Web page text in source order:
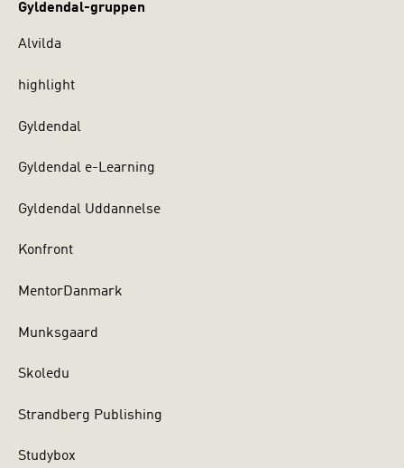
Gyldendal-gruppen
Alvilda
highlight
Gyldendal
Gyldendal e-Learning
Gyldendal Uddannelse
Konfront
MentorDanmark
Munksgaard
Skoledu
Strandberg Publishing
Studybox